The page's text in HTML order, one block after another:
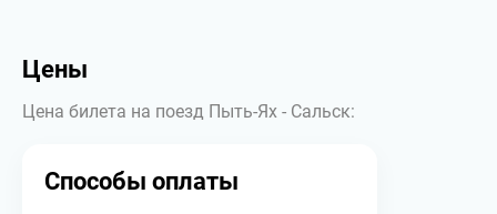
Цены
Цена билета на поезд Пыть-Ях - Сальск:
Способы оплаты